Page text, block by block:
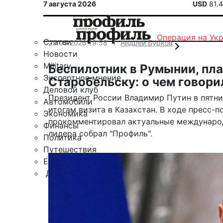
7 августа 2026 USD
Статьи
Новости
Military
Экспертное мнение
Деловой клуб
Автомобили
Экономика
Финансы
Политика
Путешествия
ЕАЭС
Другие рубрики
Спецпроект «Юрий Мамлеев»
Календарь событий
Операция на
29.05.2026 19:58 Андрей Бурков
Беспилотник в Румынии,
Старобельску: о чем
Президент России Владимир Путин в
итогам визита в Казахстан. В ходе пресс-
прокомментировал актуальные
лидера собрал "Профиль".